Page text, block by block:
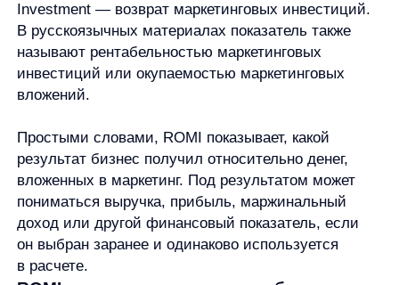
в расчете.
ROMI считают не для того, чтобы
поставить маркетингу одну финальную
оценку. Чаще показатель используют для
прикладных задач:
понять, окупается ли конкретная активность;
увидеть, где расходы растут быстрее
результата;
проверить, какие гипотезы стоит
масштабировать, а какие требуют пересмотра;
обсуждать маркетинговый бюджет на языке
Главное ограничение видно уже на этом уровне: